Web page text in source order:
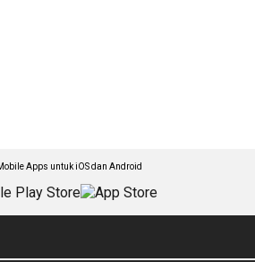
Apps untuk iOS dan Android